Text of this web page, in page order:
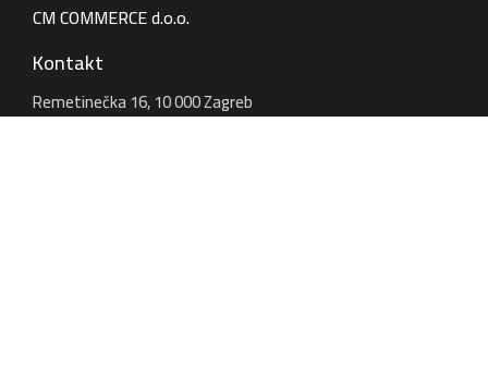
CM COMMERCE d.o.o.
Kontakt
Remetinečka 16, 10 000 Zagreb